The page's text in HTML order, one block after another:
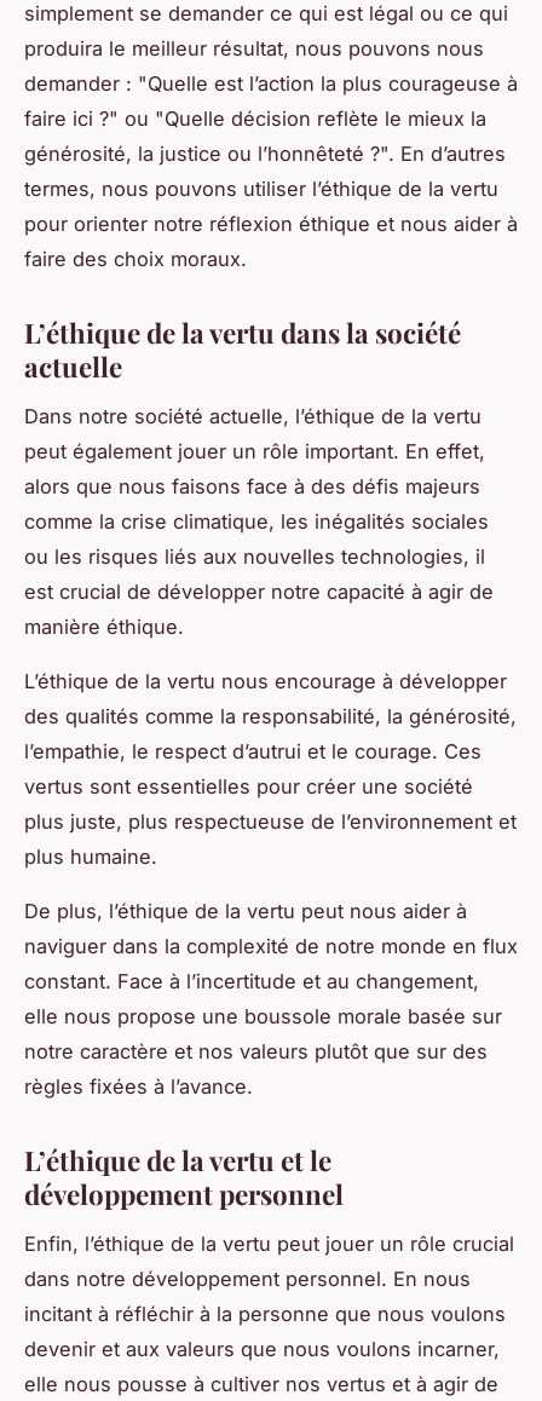
simplement se demander ce qui est légal ou ce qui
produira le meilleur résultat, nous pouvons nous
demander : "Quelle est l’action la plus courageuse à
faire ici ?" ou "Quelle décision reflète le mieux la
générosité, la justice ou l’honnêteté ?". En d’autres
termes, nous pouvons utiliser l’éthique de la vertu
pour orienter notre réflexion éthique et nous aider à
faire des choix moraux.
L’éthique de la vertu dans la société
actuelle
Dans notre société actuelle, l’éthique de la vertu
peut également jouer un rôle important. En effet,
alors que nous faisons face à des défis majeurs
comme la crise climatique, les inégalités sociales
ou les risques liés aux nouvelles technologies, il
est crucial de développer notre capacité à agir de
manière éthique.
L’éthique de la vertu nous encourage à développer
des qualités comme la responsabilité, la générosité,
l’empathie, le respect d’autrui et le courage. Ces
vertus sont essentielles pour créer une société
plus juste, plus respectueuse de l’environnement et
plus humaine.
De plus, l’éthique de la vertu peut nous aider à
naviguer dans la complexité de notre monde en flux
constant. Face à l’incertitude et au changement,
elle nous propose une boussole morale basée sur
notre caractère et nos valeurs plutôt que sur des
règles fixées à l’avance.
L’éthique de la vertu et le
développement personnel
Enfin, l’éthique de la vertu peut jouer un rôle crucial
dans notre développement personnel. En nous
incitant à réfléchir à la personne que nous voulons
devenir et aux valeurs que nous voulons incarner,
elle nous pousse à cultiver nos vertus et à agir de